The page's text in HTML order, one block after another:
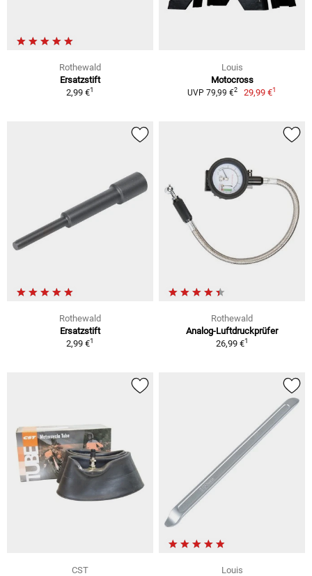
Rothewald
Ersatzstift
2,99 €1
Louis
Motocross
UVP 79,99 €2 29,99 €1
Rothewald
Ersatzstift
2,99 €1
Rothewald
Analog-Luftdruckprüfer
26,99 €1
CST
Louis